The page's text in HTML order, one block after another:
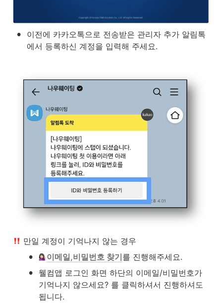
•
이전에 카카오톡으로 전송받은 관리자 추가 알림톡
에서 등록하신 계정을 입력해 주세요.
만일 계정이 기억나지 않는 경우
• 이메일,비밀번호 찾기를 진행해주세요.
•
웰컴앱 로그인 화면 하단의 이메일/비밀번호가
기억나지 않으세요? 를 클릭하셔서 진행하셔도
됩니다.